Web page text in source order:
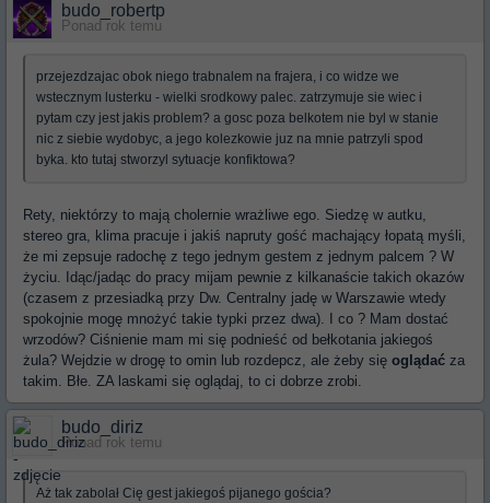
budo_robertp
Ponad rok temu
przejezdzajac obok niego trabnalem na frajera, i co widze we
wstecznym lusterku - wielki srodkowy palec. zatrzymuje sie wiec i
pytam czy jest jakis problem? a gosc poza belkotem nie byl w stanie
nic z siebie wydobyc, a jego kolezkowie juz na mnie patrzyli spod
byka. kto tutaj stworzyl sytuacje konfiktowa?
Rety, niektórzy to mają cholernie wrażliwe ego. Siedzę w autku,
stereo gra, klima pracuje i jakiś napruty gość machający łopatą myśli,
że mi zepsuje radochę z tego jednym gestem z jednym palcem ? W
życiu. Idąc/jadąc do pracy mijam pewnie z kilkanaście takich okazów
(czasem z przesiadką przy Dw. Centralny jadę w Warszawie wtedy
spokojnie mogę mnożyć takie typki przez dwa). I co ? Mam dostać
wrzodów? Ciśnienie mam mi się podnieść od bełkotania jakiegoś
żula? Wejdzie w drogę to omin lub rozdepcz, ale żeby się oglądać za
takim. Błe. ZA laskami się oglądaj, to ci dobrze zrobi.
budo_diriz
Ponad rok temu
Aż tak zabolał Cię gest jakiegoś pijanego gościa?